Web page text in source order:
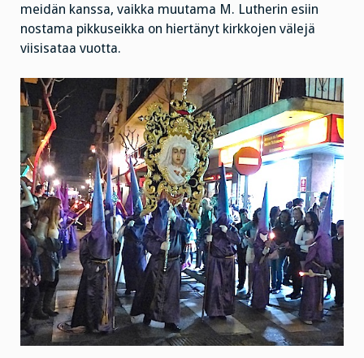
meidän kanssa, vaikka muutama M. Lutherin esiin
nostama pikkuseikka on hiertänyt kirkkojen välejä
viisisataa vuotta.